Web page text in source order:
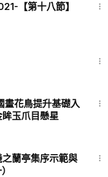
【第十八節】
畫花鳥提升基礎入
玉爪目懸星
之蘭亭集序示範與